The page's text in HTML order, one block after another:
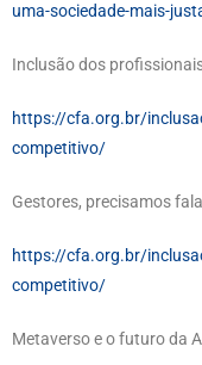
uma-sociedade-mais-
Inclusão dos
https://cfa.org.br/
competitivo/
Gestores, precisamos
https://cfa.org.br/
competitivo/
Metaverso e o futuro da